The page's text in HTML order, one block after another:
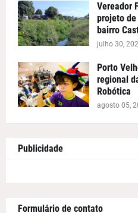
Vereador
projeto
bairro
julho 30,
Porto
regional
Robótica
agosto 05,
Publicidade
Formulário de contato